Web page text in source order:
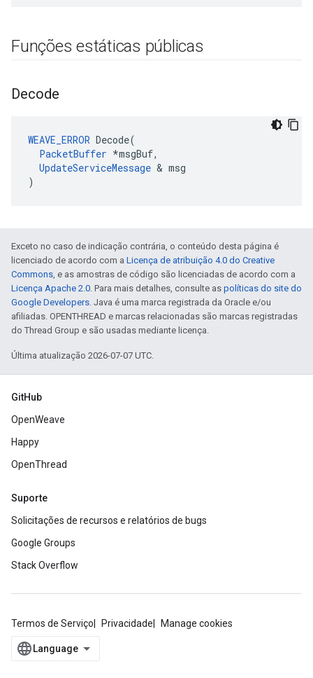
Funções estáticas públicas
Decode
WEAVE_ERROR Decode(
PacketBuffer *msgBuf,
UpdateServiceMessage & msg
)
Exceto no caso de indicação contrária, o conteúdo desta página é
licenciado de acordo com a Licença de atribuição 4.0 do Creative
Commons, e as amostras de código são licenciadas de acordo com a
Licença Apache 2.0. Para mais detalhes, consulte as políticas do site do
Google Developers. Java é uma marca registrada da Oracle e/ou
afiliadas. OPENTHREAD e marcas relacionadas são marcas registradas
do Thread Group e são usadas mediante licença.
Última atualização 2026-07-07 UTC.
GitHub
OpenWeave
Happy
OpenThread
Suporte
Solicitações de recursos e relatórios de bugs
Google Groups
Stack Overflow
Termos de Serviço Privacidade Manage cookies